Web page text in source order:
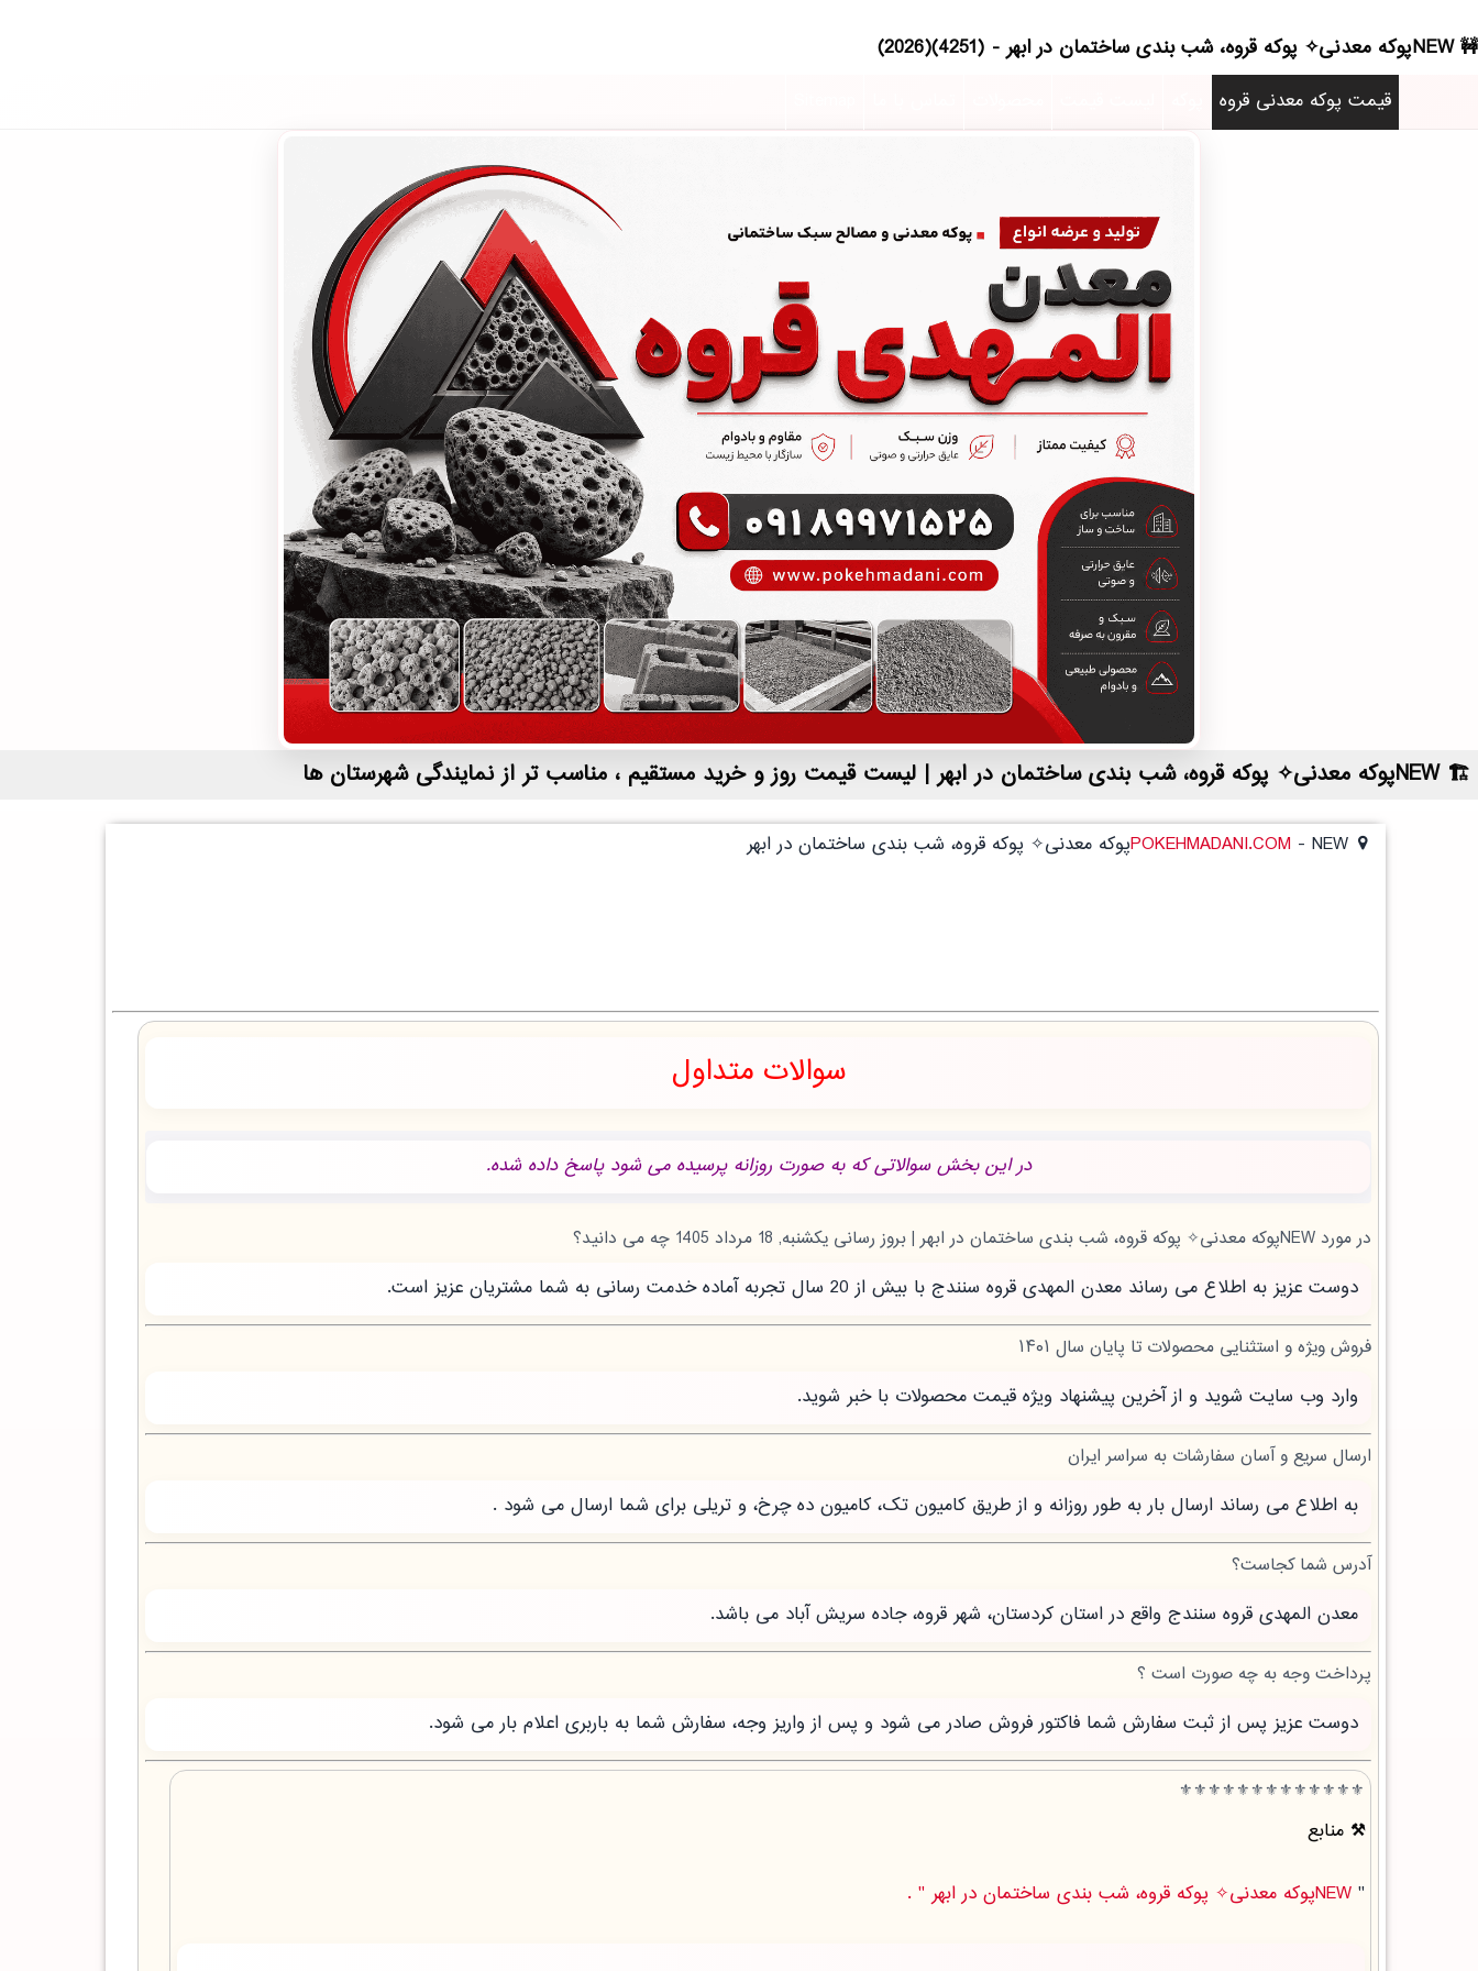
NEWپوکه معدنی✧ پوکه قروه، شب بندی ساختمان در ابهر - (4251)(2026)
قیمت پوکه معدنی قروه
NEWپوکه معدنی✧ پوکه قروه، شب بندی ساختمان در ابهر | لیست قیمت روز و خرید مستقیم ، مناسب تر از نمایندگی شهرستان ها
POKEHMADANI.COM - NEWپوکه معدنی✧ پوکه قروه، شب بندی ساختمان در ابهر
سوالات متداول
در این بخش سوالاتی که به صورت روزانه پرسیده می شود پاسخ داده شده.
در مورد NEWپوکه معدنی✧ پوکه قروه، شب بندی ساختمان در ابهر | بروز رسانی یکشنبه, 18 مرداد 1405 چه می دانید؟
دوست عزیز به اطلاع می رساند معدن المهدی قروه سنندج با بیش از 20 سال تجربه آماده خدمت رسانی به شما مشتریان عزیز است.
فروش ویژه و استثنایی محصولات تا پایان سال ۱۴۰۱
وارد وب سایت شوید و از آخرین پیشنهاد ویژه قیمت محصولات با خبر شوید.
ارسال سریع و آسان سفارشات به سراسر ایران
به اطلاع می رساند ارسال بار به طور روزانه و از طریق کامیون تک، کامیون ده چرخ، و تریلی برای شما ارسال می شود .
آدرس شما کجاست؟
معدن المهدی قروه سنندج واقع در استان کردستان، شهر قروه، جاده سریش آباد می باشد.
پرداخت وجه به چه صورت است ؟
دوست عزیز پس از ثبت سفارش شما فاکتور فروش صادر می شود و پس از واریز وجه، سفارش شما به باربری اعلام بار می شود.
⚜️⚜️⚜️⚜️⚜️⚜️⚜️⚜️⚜️⚜️⚜️⚜️⚜️
منابع
" NEWپوکه معدنی✧ پوکه قروه، شب بندی ساختمان در ابهر " .